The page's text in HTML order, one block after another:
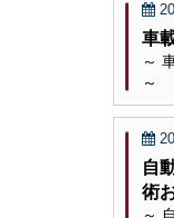
車
～
～
自
術